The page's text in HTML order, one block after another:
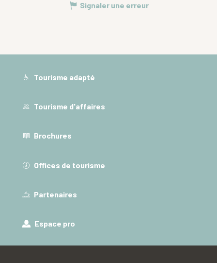
Signaler une erreur
Tourisme adapté
Tourisme d'affaires
Brochures
Offices de tourisme
Partenaires
Espace pro